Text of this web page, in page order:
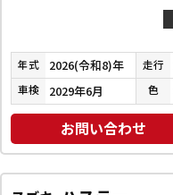
年式 2026(令和8)年 走行
車検 2029年6月 色
お問い合わせ